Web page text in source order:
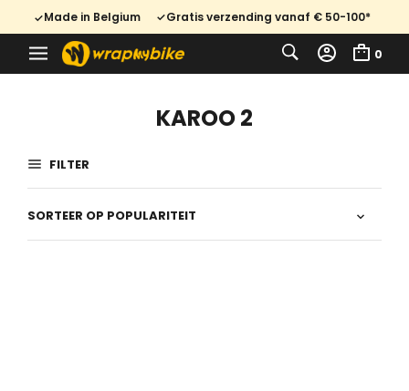
Made in Belgium Gratis verzending vanaf € 50-100*
0
KAROO 2
FILTER